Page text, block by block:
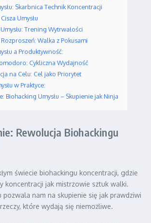
Skarbnica Technik Koncentracji
Umysłu
Trening Wytrwałości
Walka z Pokusami
a Produktywność:
Cykliczna Wydajność
na Celu: Cel jako Priorytet
w Praktyce:
Biohacking Umysłu – Skupienie jak Ninja
Rewolucja Biohackingu
świecie biohackingu koncentracji, gdzie
koncentracji jak mistrzowie sztuk walki.
pozwala nam na skupienie się jak prawdziwi
które wydają się niemożliwe.